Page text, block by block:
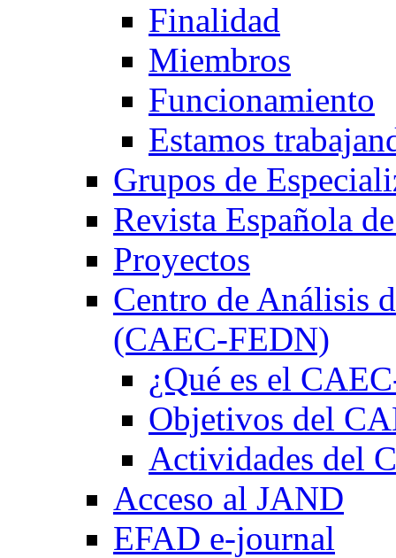
Finalidad
Miembros
Funcionamiento
Estamos
Grupos de
Revista Española
Proyectos
Centro de Análisis
(CAEC-FEDN)
¿Qué es el
Objetivos del
Actividades del
Acceso al JAND
EFAD e-journal